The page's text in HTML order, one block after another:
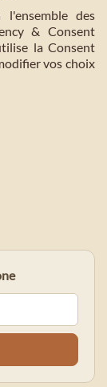
des
& Consent
la Consent
vos choix